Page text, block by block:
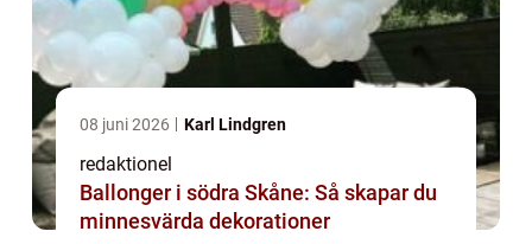
08 juni 2026 Karl Lindgren
redaktionel
Ballonger i södra Skåne: Så skapar du
minnesvärda dekorationer